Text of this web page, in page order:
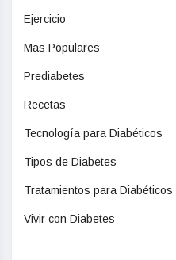
Ejercicio
Mas Populares
Prediabetes
Recetas
Tecnología para Diabéticos
Tipos de Diabetes
Tratamientos para Diabéticos
Vivir con Diabetes